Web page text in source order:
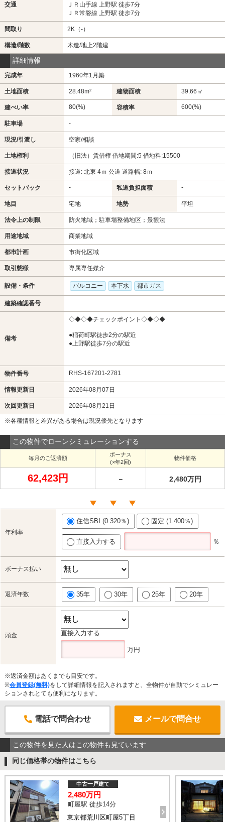
交通
ＪＲ山手線 上野駅 徒歩7分
ＪＲ常磐線 上野駅 徒歩7分
間取り 2K（-）
構造/階数 木造/地上2階建
詳細情報
完成年 1960年1月築
土地面積 28.48m² 建物面積 39.66㎡
建ぺい率 80(%) 容積率 600(%)
駐車場 -
現況/引渡し 空家/相談
土地権利 （旧法）賃借権 借地期間:5 借地料:15500
接道状況 接道: 北東 4ｍ 公道 道路幅: 8ｍ
セットバック - 私道負担面積 -
地目 宅地 地勢 平坦
法令上の制限 防火地域；駐車場整備地区；景観法
用途地域 商業地域
都市計画 市街化区域
取引態様 専属専任媒介
設備・条件 バルコニー 本下水 都市ガス
建築確認番号
備考
◇◆◇◆チェックポイント◇◆◇◆
●稲荷町駅徒歩2分の駅近
●上野駅徒歩7分の駅近
物件番号 RHS-167201-2781
情報更新日 2026年08月07日
次回更新日 2026年08月21日
※各種情報と差異がある場合は現況優先となります
この物件でローンシミュレーションする
毎月のご返済額
ボーナス
(×年2回)
物件価格
62,423円 － 2,480万円
年利率
住信SBI (0.320％) 固定 (1.400％)
直接入力する ％
ボーナス払い
返済年数 35年 30年 25年 20年
頭金 直接入力する
万円
※返済金額はあくまでも目安です。
※会員登録(無料)をして詳細情報を記入されますと、全物件が自動でシミュレー
ションされとても便利になります。
電話で問合わせ メールで問合せ
この物件を見た人はこの物件も見ています
同じ価格帯の物件はこちら
東京都荒川区町屋5丁目
中古一戸建て
2,480万円
町屋駅 徒歩14分